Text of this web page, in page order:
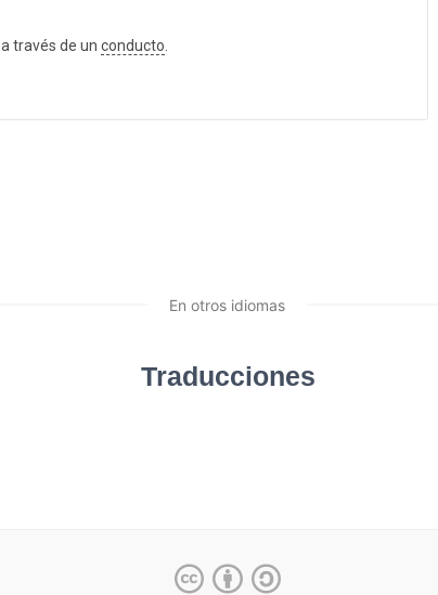
través de un conducto.
En otros idiomas
Traducciones